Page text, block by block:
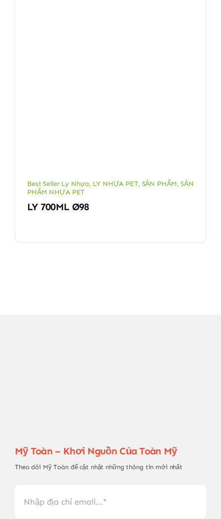
Best Seller Ly Nhựa, LY NHỰA PET, SẢN PHẨM,SẢN
PHẨM NHỰA PET
LY 700ML Ø98
Mỹ Toàn – Khơi Nguồn Của Toàn Mỹ
Theo dõi Mỹ Toàn để cật nhật những thông tin mới nhất